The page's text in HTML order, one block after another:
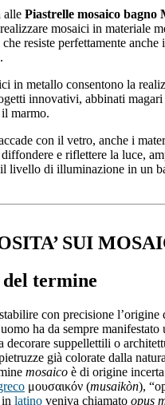
alle Piastrelle mosaico bagno
mosaici in materiale
resiste perfettamente
in metallo consentono la
innovativi, abbinati
marmo.
con il vetro, anche i
e riflettere la luce,
livello di illuminazione in un
SUI
termine
con precisione l’origine
ha da sempre manifestato
decorare suppellettili o
già colorate dalla
mosaico è di origine
μουσαικόν (musaikòn),
latino veniva chiamato opus